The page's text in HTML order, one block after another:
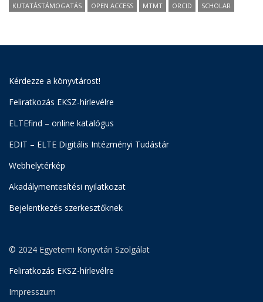
KUTATÁSTÁMOGATÁS OPEN ACCESS MTMT ORCID SCHOLAR
Kérdezze a könyvtárost!
Feliratkozás EKSZ-hírlevélre
ELTEfind – online katalógus
EDIT – ELTE Digitális Intézményi Tudástár
Webhelytérkép
Akadálymentesítési nyilatkozat
Bejelentkezés szerkesztőknek
© 2024 Egyetemi Könyvtári Szolgálat
Feliratkozás EKSZ-hírlevélre
Impresszum